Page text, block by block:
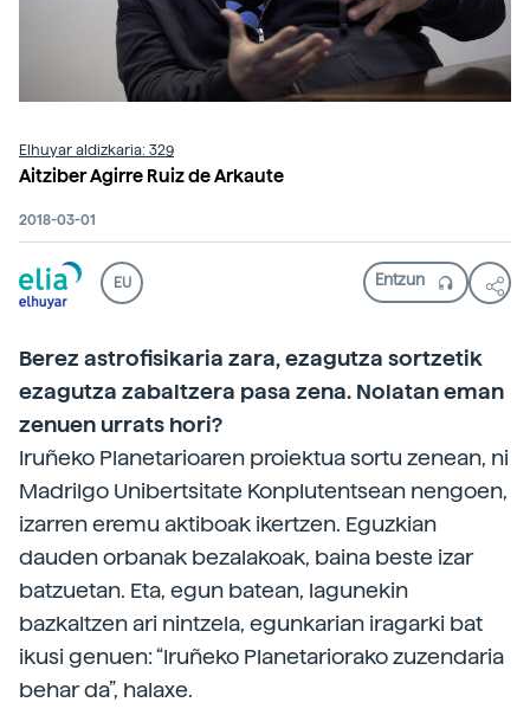
Elhuyar aldizkaria: 329
Aitziber Agirre Ruiz de Arkaute
2018-03-01
EU
Berez astrofisikaria zara, ezagutza sortzetik
ezagutza zabaltzera pasa zena. Nolatan eman
zenuen urrats hori?
Iruñeko Planetarioaren proiektua sortu zenean, ni
Madrilgo Unibertsitate Konplutentsean nengoen,
izarren eremu aktiboak ikertzen. Eguzkian
dauden orbanak bezalakoak, baina beste izar
batzuetan. Eta, egun batean, lagunekin
bazkaltzen ari nintzela, egunkarian iragarki bat
ikusi genuen: “Iruñeko Planetariorako zuzendaria
behar da”, halaxe.